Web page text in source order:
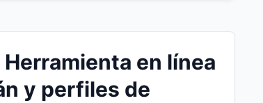
en línea
y perfiles de